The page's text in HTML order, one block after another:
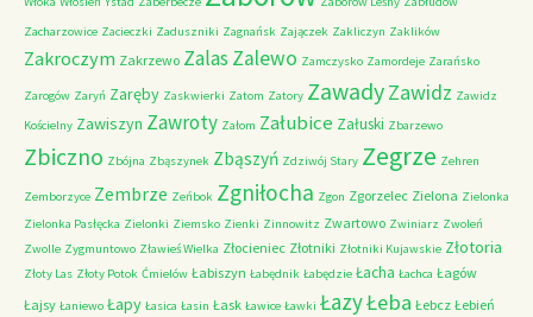
Zacharzowice Zacieczki Zaduszniki Zagnańsk Zajączek Zakliczyn Zaklików
Zakroczym Zakrzewo ZalasZalewo Zamczysko Zamordeje Zarańsko
Zarogów Zaryń Zaręby Zaskwierki Zatom Zatory ZawadyZawidz Zawidz
Kościelny Zawiszyn Zawroty Załom Załubice Załuski Zbarzewo
Zbiczno Zbójna Zbąszynek Zbąszyń Zdziwój Stary Zegrze Zehren
Zemborzyce Zembrze Zeńbok Zgniłocha Zgon Zgorzelec Zielona Zielonka
Zielonka Pasłęcka Zielonki Ziemsko Zienki Zinnowitz Zwartowo Zwiniarz Zwoleń
Zwolle Zygmuntowo Zławieś Wielka Złocieniec Złotniki Złotniki Kujawskie Złotoria
Złoty Las Złoty Potok Ćmielów Łabiszyn Łabędnik Łabędzie Łacha Łachca Łagów
Łajsy Łaniewo Łapy Łasica Łasin Łask Ławice Ławki ŁazyŁeba Łebcz Łebień